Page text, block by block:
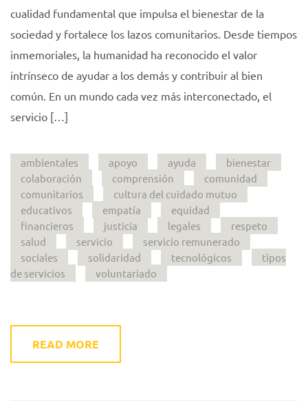
cualidad fundamental que impulsa el bienestar de la
sociedad y fortalece los lazos comunitarios. Desde tiempos
inmemoriales, la humanidad ha reconocido el valor
intrínseco de ayudar a los demás y contribuir al bien
común. En un mundo cada vez más interconectado, el
servicio […]
ambientales apoyo ayuda
bienestar
colaboración
comprensión
comunidad
comunitarios
cultura del cuidado mutuo
educativos
empatía
equidad
financieros
justicia legales
respeto
salud
servicio
servicio remunerado
sociales
solidaridad tecnológicos
tipos
de servicios
voluntariado
READ MORE